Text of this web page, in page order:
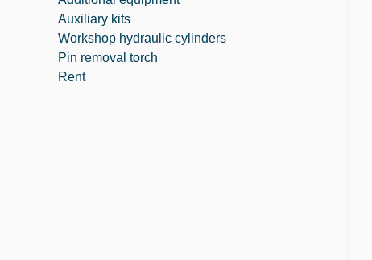
Auxiliary kits
Workshop hydraulic cylinders
Pin removal torch
Rent